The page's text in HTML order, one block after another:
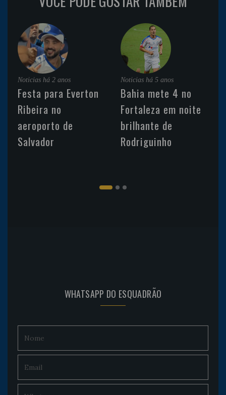
Noticias há 2 anos
Festa para Everton
Ribeira no
aeroporto de
Salvador
Noticias há 5 anos
Bahia mete 4 no
Fortaleza em noite
brilhante de
Rodriguinho
WHATSAPP DO ESQUADRÃO